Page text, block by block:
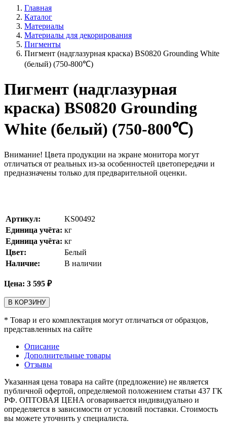
Главная
Каталог
Материалы
Материалы для декорирования
Пигменты
Пигмент (надглазурная краска) BS0820 Grounding White
(белый) (750-800℃)
Пигмент (надглазурная
краска) BS0820 Grounding
White (белый) (750-800℃)
Внимание! Цвета продукции на экране монитора могут
отличаться от реальных из-за особенностей цветопередачи и
предназначены только для предварительной оценки.
Артикул:
KS00492
Единица учёта: кг
Единица учёта: кг
Цвет:
Белый
Наличие:
В наличии
Цена: 3 595 ₽
В КОРЗИНУ
* Товар и его комплектация могут отличаться от образцов,
представленных на сайте
Описание
Дополнительные товары
Отзывы
Указанная цена товара на сайте (предложение) не является
публичной офертой, определяемой положением статьи 437 ГК
РФ. ОПТОВАЯ ЦЕНА оговаривается индивидуально и
определяется в зависимости от условий поставки. Стоимость
вы можете уточнить у специалиста.